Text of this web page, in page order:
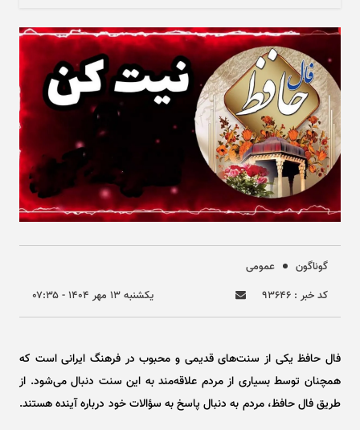
گوناگون
عمومی
کد خبر : ۹۳۶۴۶
يکشنبه ۱۳ مهر ۱۴۰۴ - ۰۷:۳۵
فال حافظ یکی از سنت‌های قدیمی و محبوب در فرهنگ ایرانی است که
همچنان توسط بسیاری از مردم علاقه‌مند به این سنت دنبال می‌شود. از
طریق فال حافظ، مردم به دنبال پاسخ به سؤالات خود درباره آینده هستند.